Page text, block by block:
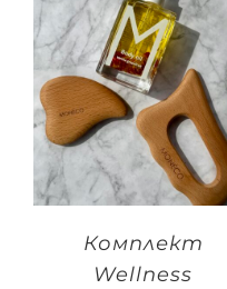
Комплект
Wellness